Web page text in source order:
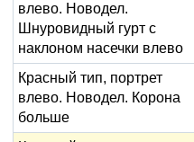
влево. Новодел.
Шнуровидный гурт с
наклоном насечки влево
Красный тип, портрет
влево. Новодел. Корона
больше